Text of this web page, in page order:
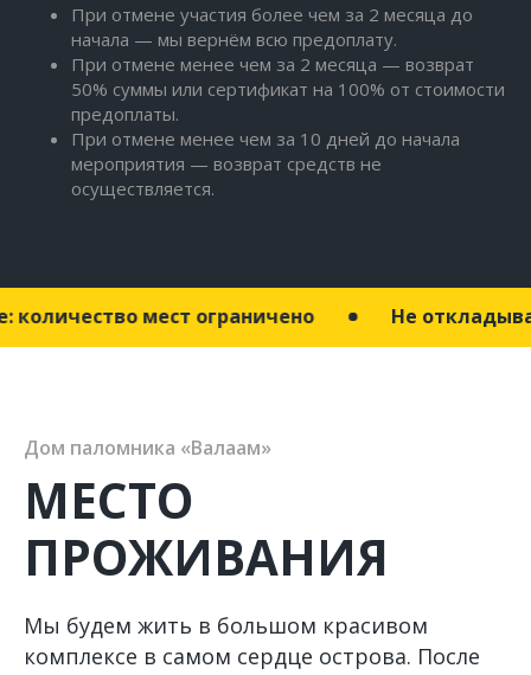
При отмене участия более чем за 2 месяца до
начала — мы вернём всю предоплату.
При отмене менее чем за 2 месяца — возврат
50% суммы или сертификат на 100% от стоимости
предоплаты.
При отмене менее чем за 10 дней до начала
мероприятия — возврат средств не
осуществляется.
мест ограничено Не откладывайте:
МЕСТО
ПРОЖИВАНИЯ
Дом паломника «Валаам»
Мы будем жить в большом красивом
комплексе в самом сердце острова. После